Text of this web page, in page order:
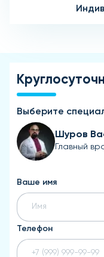
Выберите
Шуров
Главный
Ваше имя
Телефон